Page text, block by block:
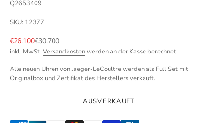
Q2653409
SKU: 12377
Angebot
€26.100Regulärer Preis
€30.700
inkl. MwSt. Versandkostenwerden an der Kasse berechnet
Alle neuen Uhren von Jaeger-LeCoultre werden als Full Set mit
Originalbox und Zertifikat des Herstellers verkauft.
AUSVERKAUFT